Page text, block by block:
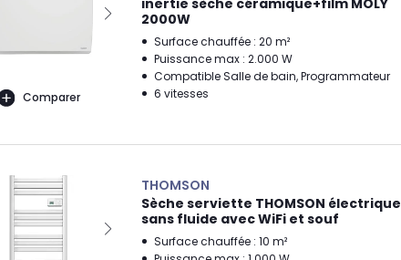
Comparer
2000W
Surface chauffée : 20 m²
Puissance max : 2.000 W
Compatible Salle de bain, Programmateur
6 vitesses
THOMSON
Sèche serviette THOMSON électrique
sans fluide avec WiFi et souf
Surface chauffée : 10 m²